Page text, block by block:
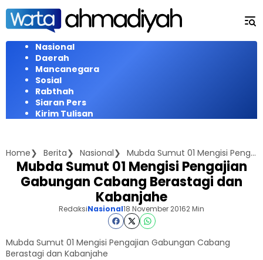
Langsung
konten
Nasional
Daerah
Mancanegara
Sosial
Rabthah
Siaran Pers
Kirim Tulisan
Home Berita Nasional Mubda Sumut 01 Mengisi Pengajian Gabungan Cabang Berastagi dan Kabanjahe
Mubda Sumut 01 Mengisi Pengajian
Gabungan Cabang Berastagi dan
Kabanjahe
RedaksiNasional18 November 20162 Min
Mubda Sumut 01 Mengisi Pengajian Gabungan Cabang
Berastagi dan Kabanjahe